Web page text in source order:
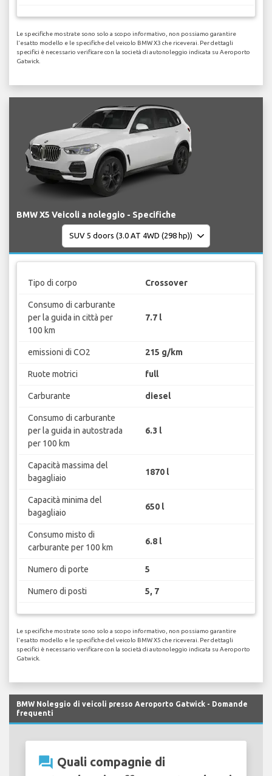
Le specifiche mostrate sono solo a scopo informativo, non possiamo garantire
l'esatto modello e le specifiche del veicolo BMW X3 che riceverai. Per dettagli
specifici è necessario verificare con la società di autonoleggio indicata su Aeroporto
Gatwick.
BMW X5 Veicoli a noleggio - Specifiche
Tipo di corpo Crossover
Consumo di carburante
per la guida in città per
100 km
7.7 l
emissioni di CO2 215 g/km
Ruote motrici full
Carburante diesel
Consumo di carburante
per la guida in autostrada
per 100 km
6.3 l
Capacità massima del
bagagliaio
1870 l
Capacità minima del
bagagliaio
650 l
Consumo misto di
carburante per 100 km
6.8 l
Numero di porte 5
Numero di posti 5, 7
Le specifiche mostrate sono solo a scopo informativo, non possiamo garantire
l'esatto modello e le specifiche del veicolo BMW X5 che riceverai. Per dettagli
specifici è necessario verificare con la società di autonoleggio indicata su Aeroporto
Gatwick.
BMW Noleggio di veicoli presso Aeroporto Gatwick - Domande
frequenti
question_answer Quali compagnie di